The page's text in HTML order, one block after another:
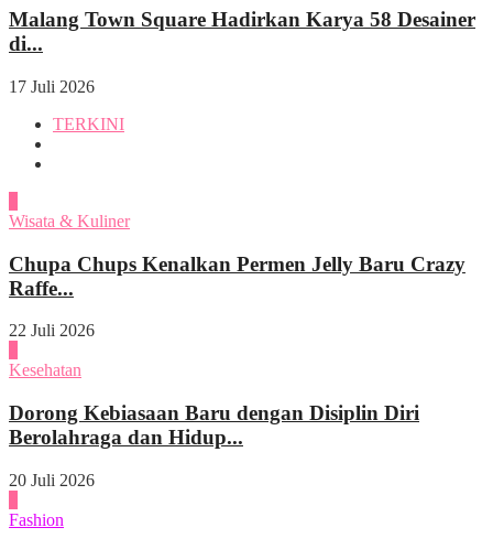
Malang Town Square Hadirkan Karya 58 Desainer
di...
17 Juli 2026
TERKINI
Wisata & Kuliner
Chupa Chups Kenalkan Permen Jelly Baru Crazy
Raffe...
22 Juli 2026
Kesehatan
Dorong Kebiasaan Baru dengan Disiplin Diri
Berolahraga dan Hidup...
20 Juli 2026
Fashion